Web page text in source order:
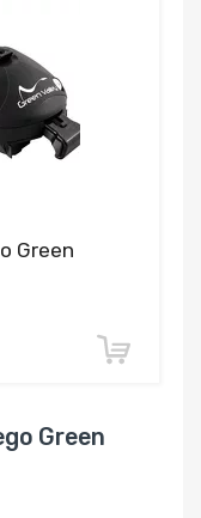
Green
Green